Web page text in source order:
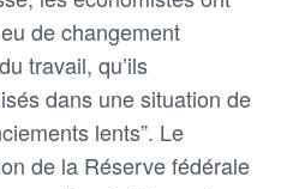
de changement
travail, qu’ils
dans une situation de
lents”. Le
de la Réserve fédérale